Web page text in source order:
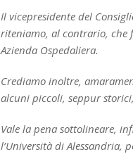
Il vicepresidente del
riteniamo, al contrario, che
Azienda Ospedaliera.
Crediamo inoltre,
alcuni piccoli, seppur
Vale la pena sottolineare,
l’Università di Alessandria,